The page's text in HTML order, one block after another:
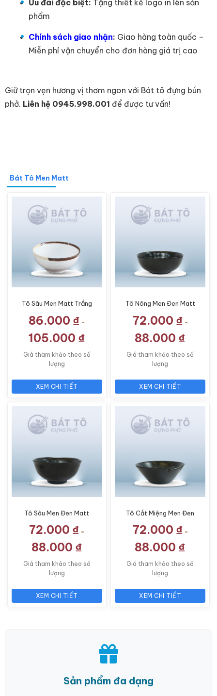
Ưu đãi đặc biệt: Tặng thiết kế logo in lên sản
phẩm
Chính sách giao nhận: Giao hàng toàn quốc –
Miễn phí vận chuyển cho đơn hàng giá trị cao
Giữ trọn vẹn hương vị thơm ngon với Bát tô đựng bún
phở. Liên hệ 0945.998.001 để được tư vấn!
Bát Tô Men Matt
Tô Sâu Men Matt Trắng
86.000 ₫ -
105.000 ₫
Giá tham khảo theo số
lượng
XEM CHI TIẾT
Tô Nông Men Đen Matt
72.000 ₫ -
88.000 ₫
Giá tham khảo theo số
lượng
XEM CHI TIẾT
Tô Sâu Men Đen Matt
72.000 ₫ -
88.000 ₫
Giá tham khảo theo số
lượng
XEM CHI TIẾT
Tô Cắt Miệng Men Đen
72.000 ₫ -
88.000 ₫
Giá tham khảo theo số
lượng
XEM CHI TIẾT
Sản phẩm đa dạng